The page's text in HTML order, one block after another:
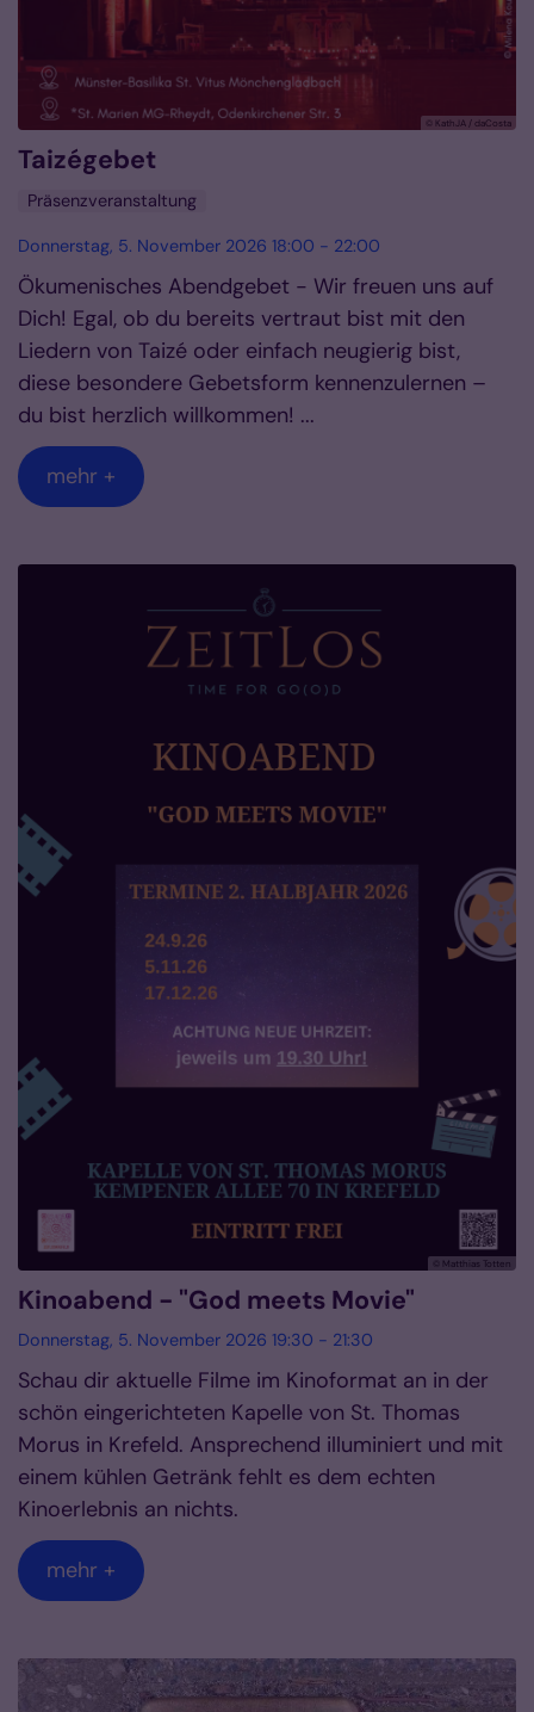
© KathJA / daCosta
Taizégebet
Präsenzveranstaltung
Donnerstag, 5. November 2026 18:00 - 22:00
Ökumenisches Abendgebet - Wir freuen uns auf
Dich! Egal, ob du bereits vertraut bist mit den
Liedern von Taizé oder einfach neugierig bist,
diese besondere Gebetsform kennenzulernen –
du bist herzlich willkommen! ...
mehr +
© Matthias Totten
Kinoabend - "God meets Movie"
Donnerstag, 5. November 2026 19:30 - 21:30
Schau dir aktuelle Filme im Kinoformat an in der
schön eingerichteten Kapelle von St. Thomas
Morus in Krefeld. Ansprechend illuminiert und mit
einem kühlen Getränk fehlt es dem echten
Kinoerlebnis an nichts.
mehr +